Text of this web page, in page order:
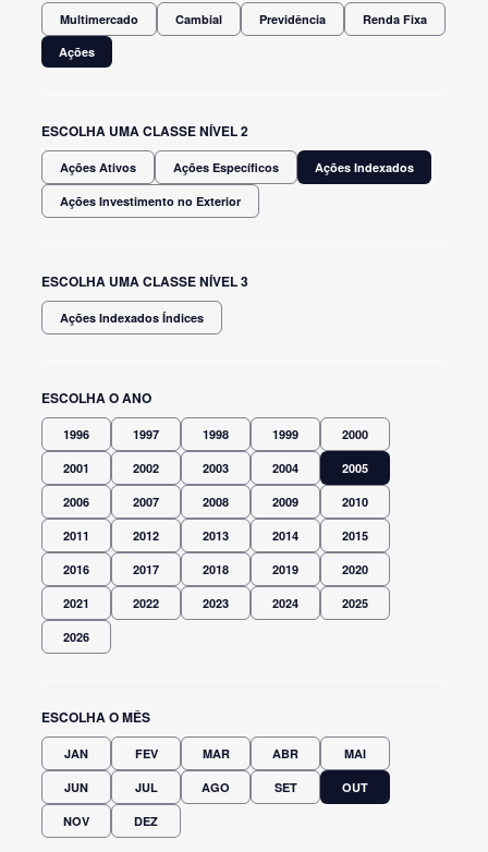
Multimercado Cambial Previdência
Renda Fixa
Ações
ESCOLHA UMA CLASSE NÍVEL 2
Ações Ativos Ações Específicos Ações Indexados
Ações Investimento no Exterior
ESCOLHA UMA CLASSE NÍVEL 3
Ações Indexados Índices
ESCOLHA O ANO
1996 1997 1998 1999 2000
2001 2002 2003 2004 2005
2006 2007 2008 2009 2010
2011 2012 2013 2014 2015
2016 2017 2018 2019 2020
2021 2022 2023 2024 2025
2026
ESCOLHA O MÊS
JAN FEV MAR ABR MAI
JUN JUL AGO SET OUT
NOV DEZ